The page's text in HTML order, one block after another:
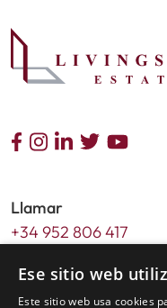
Llamar
+34 952 806 417
Email
info@livingstone-
Ese sitio web
Este sitio web usa cookies